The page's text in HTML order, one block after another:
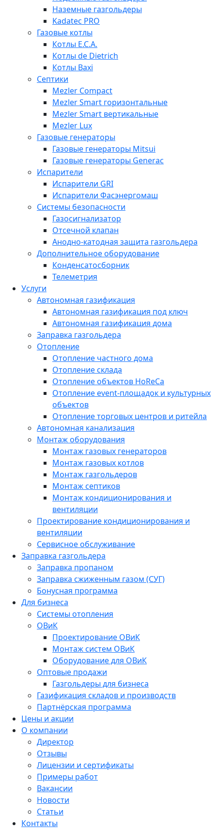
Наземные газгольдеры
Kadatec PRO
Газовые котлы
Котлы E.C.A.
Котлы de Dietrich
Котлы Baxi
Септики
Mezler Compact
Mezler Smart горизонтальные
Mezler Smart вертикальные
Mezler Lux
Газовые генераторы
Газовые генераторы Mitsui
Газовые генераторы Generac
Испарители
Испарители GRI
Испарители Фасэнергомаш
Системы безопасности
Газосигнализатор
Отсечной клапан
Анодно-катодная защита газгольдера
Дополнительное оборудование
Конденсатосборник
Телеметрия
Услуги
Автономная газификация
Автономная газификация под ключ
Автономная газификация дома
Заправка газгольдера
Отопление
Отопление частного дома
Отопление склада
Отопление объектов HoReCa
Отопление event-площадок и культурных
объектов
Отопление торговых центров и ритейла
Автономная канализация
Монтаж оборудования
Монтаж газовых генераторов
Монтаж газовых котлов
Монтаж газгольдеров
Монтаж септиков
Монтаж кондиционирования и
вентиляции
Проектирование кондиционирования и
вентиляции
Сервисное обслуживание
Заправка газгольдера
Заправка пропаном
Заправка сжиженным газом (СУГ)
Бонусная программа
Для бизнеса
Системы отопления
ОВиК
Проектирование ОВиК
Монтаж систем ОВиК
Оборудование для ОВиК
Оптовые продажи
Газгольдеры для бизнеса
Газификация складов и производств
Партнёрская программа
Цены и акции
О компании
Директор
Отзывы
Лицензии и сертификаты
Примеры работ
Вакансии
Новости
Статьи
Контакты